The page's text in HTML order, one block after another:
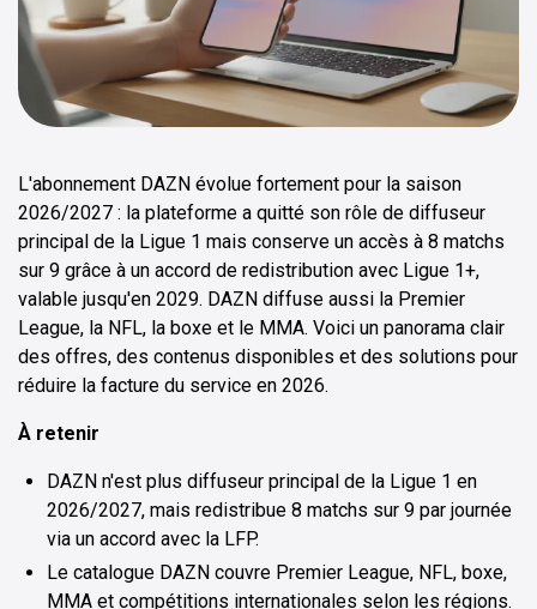
L'abonnement DAZN évolue fortement pour la saison
2026/2027 : la plateforme a quitté son rôle de diffuseur
principal de la Ligue 1 mais conserve un accès à 8 matchs
sur 9 grâce à un accord de redistribution avec Ligue 1+,
valable jusqu'en 2029. DAZN diffuse aussi la Premier
League, la NFL, la boxe et le MMA. Voici un panorama clair
des offres, des contenus disponibles et des solutions pour
réduire la facture du service en 2026.
À retenir
DAZN n'est plus diffuseur principal de la Ligue 1 en
2026/2027, mais redistribue 8 matchs sur 9 par journée
via un accord avec la LFP.
Le catalogue DAZN couvre Premier League, NFL, boxe,
MMA et compétitions internationales selon les régions.